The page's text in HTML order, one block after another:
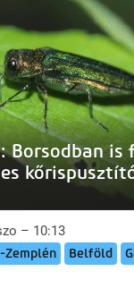
Borsodban is
– 10:13
Zemplén Belföld